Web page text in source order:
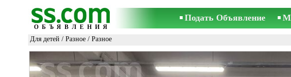
ОБЪЯВЛЕНИЯ
Подать Объявление
Для детей / Разное / Разное